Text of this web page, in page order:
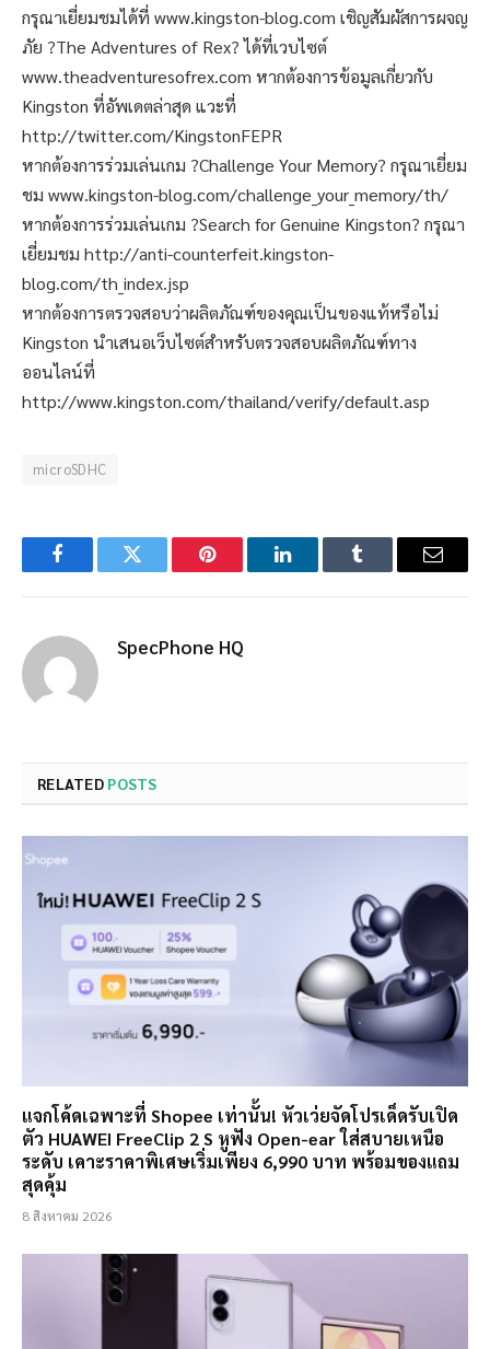
กรุณาเยี่ยมชมได้ที่ www.kingston-blog.com เชิญสัมผัสการผจญ
ภัย ?The Adventures of Rex? ได้ที่เวบไซต์
www.theadventuresofrex.com หากต้องการข้อมูลเกี่ยวกับ
Kingston ที่อัพเดตล่าสุด แวะที่
http://twitter.com/KingstonFEPR
หากต้องการร่วมเล่นเกม ?Challenge Your Memory? กรุณาเยี่ยม
ชม www.kingston-blog.com/challenge_your_memory/th/
หากต้องการร่วมเล่นเกม ?Search for Genuine Kingston? กรุณา
เยี่ยมชม http://anti-counterfeit.kingston-
blog.com/th_index.jsp
หากต้องการตรวจสอบว่าผลิตภัณฑ์ของคุณเป็นของแท้หรือไม่
Kingston นำเสนอเว็บไซต์สำหรับตรวจสอบผลิตภัณฑ์ทาง
ออนไลน์ที่
http://www.kingston.com/thailand/verify/default.asp
microSDHC
FacebookTwitter Pinterest LinkedInTumblr Email
SpecPhone HQ
RELATED POSTS
แจกโค้ดเฉพาะที่ Shopee เท่านั้น! หัวเว่ยจัดโปรเด็ดรับเปิด
ตัว HUAWEI FreeClip 2 S หูฟัง Open-ear ใส่สบายเหนือ
ระดับ เคาะราคาพิเศษเริ่มเพียง 6,990 บาท พร้อมของแถม
สุดคุ้ม
8 สิงหาคม 2026